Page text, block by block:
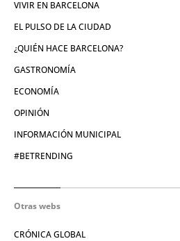
VIVIR EN BARCELONA
EL PULSO DE LA CIUDAD
¿QUIÉN HACE BARCELONA?
GASTRONOMÍA
ECONOMÍA
OPINIÓN
INFORMACIÓN MUNICIPAL
#BETRENDING
Otras webs
CRÓNICA GLOBAL